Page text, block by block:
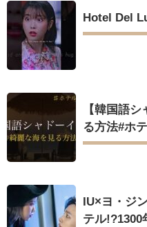
Hotel Del
【韓国語
る方法#ホ
IU×ヨ・ジ
テル!?1300